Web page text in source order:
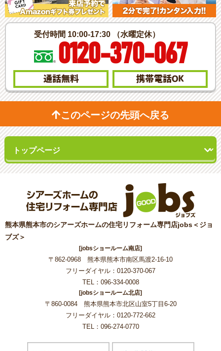
受付時間 10:00-17:30 （水曜定休）
0120-370-067
通話無料 携帯電話OK
このページの先頭へ戻る
熊本県熊本市のシアーズホームの住宅リフォーム専門店jobs＜ジョ
ブズ＞
[jobsショールーム南店]
〒862-0968 熊本県熊本市南区馬渡2-16-10
フリーダイヤル：0120-370-067
TEL：096-334-0008
[jobsショールーム北店]
〒860-0084 熊本県熊本市北区山室5丁目6-20
フリーダイヤル：0120-772-662
TEL：096-274-0770